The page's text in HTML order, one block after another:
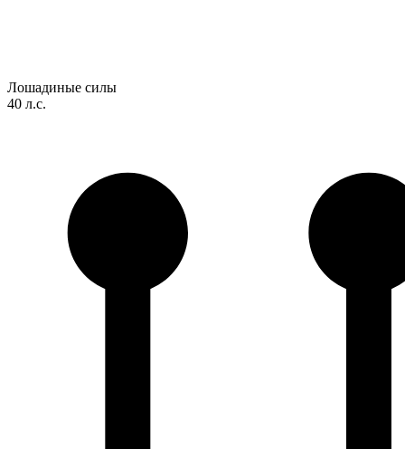
Лошадиные силы
40 л.с.